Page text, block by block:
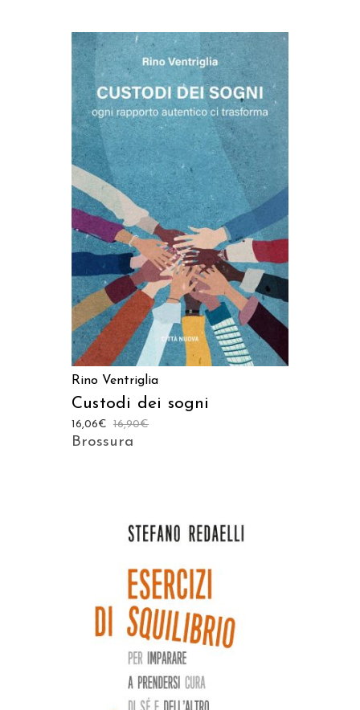
AGGIUNGI AL CARRELLO
Rino Ventriglia
Custodi dei sogni
16,90€
16,06€
Brossura
AGGIUNGI AL CARRELLO